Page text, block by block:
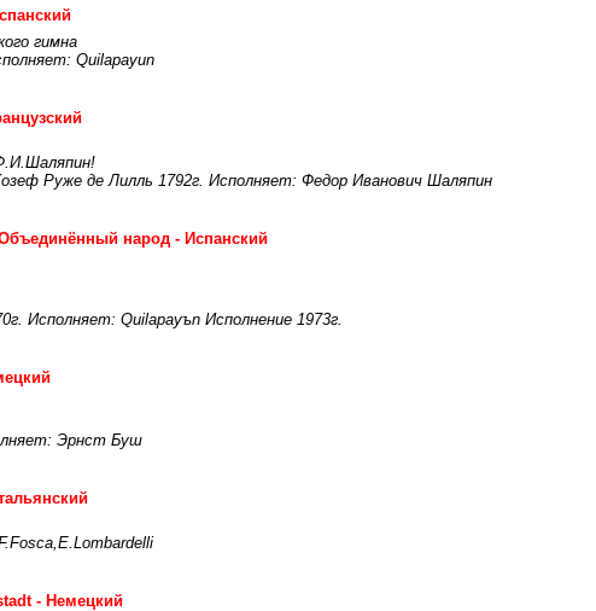
гимна
Quilapayun
Руже де Лилль 1792г. Исполняет: Федор Иванович Шаляпин
народ - Испанский
Исполняет: Quilapayъn Исполнение 1973г.
Эрнст Буш
- Немецкий